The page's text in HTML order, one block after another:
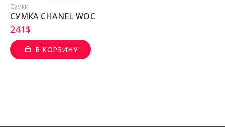
Сумки
СУМКА CHANEL WOC
241$
В КОРЗИНУ